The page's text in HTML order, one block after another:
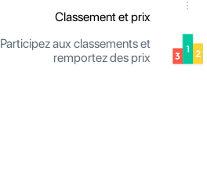
Classement et prix
Participez aux classements et
remportez des prix